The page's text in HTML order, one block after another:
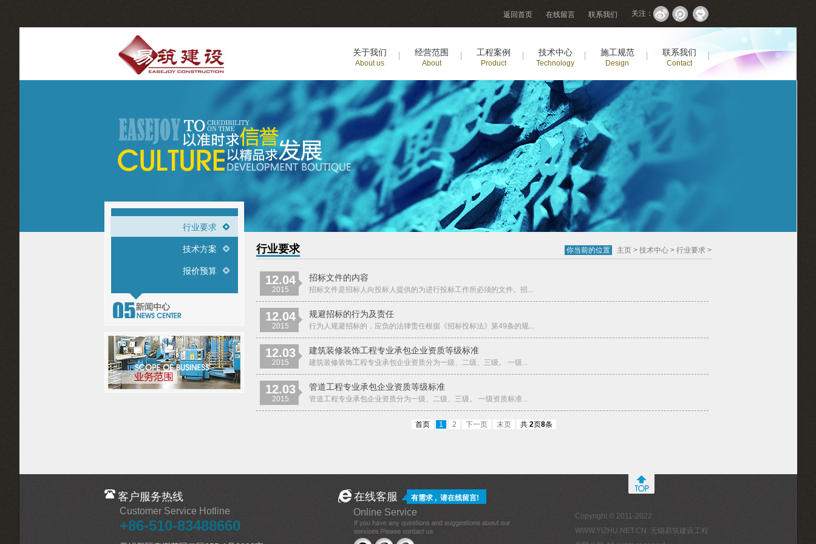
返回首页 在线留言 联系我们 关注：
关于我们
About us
经营范围
About
工程案例
Product
技术中心
Technology
施工规范
Design
联系我们
Contact
行业要求
技术方案
报价预算
你当前的位置 主页 > 技术中心 > 行业要求 >
行业要求
12.04
2015
招标文件的内容
招标文件是招标人向投标人提供的为进行投标工作所必须的文件。招...
12.04
2015
规避招标的行为及责任
行为人规避招标的，应负的法律责任根据《招标投标法》第49条的规...
12.03
2015
建筑装修装饰工程专业承包企业资质等级标准
建筑装修装饰工程专业承包企业资质分为一级、二级、三级。 一级...
12.03
2015
管道工程专业承包企业资质等级标准
管道工程专业承包企业资质分为一级、二级、三级。 一级资质标准...
首页 1 2 下一页 末页 共 2页8条
客户服务热线
Customer Service Hotline
+86-510-83488660
在线客服 有需求 , 请在线留言!
Online Service
Copyright © 2011-2022
WWW.YIZHU.NET.CN. 无锡易筑建设工程